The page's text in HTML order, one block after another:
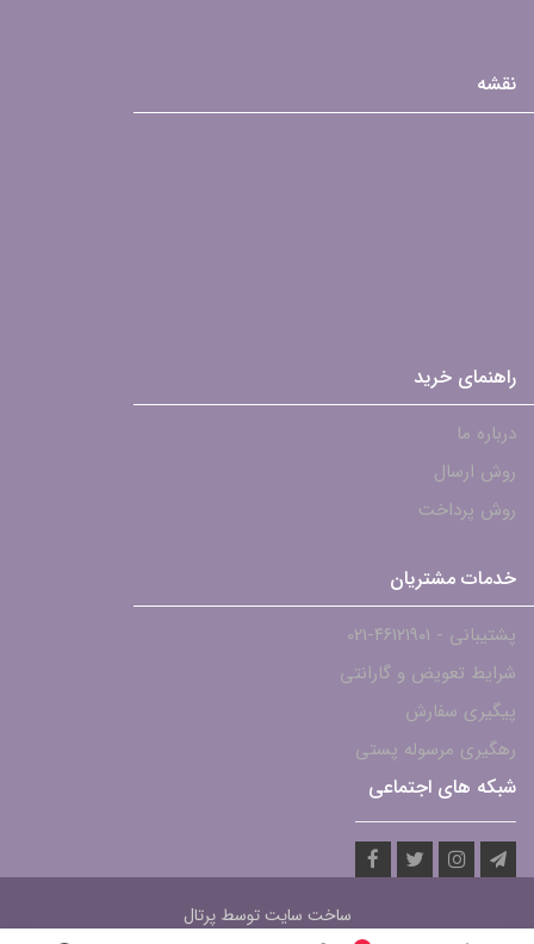
نقشه
راهنمای خرید
درباره ما
روش ارسال
روش پرداخت
خدمات مشتریان
پشتیبانی - ۴۶۱۲۱۹۰۱-021
شرایط تعویض و گارانتی
پیگیری سفارش
رهگیری مرسوله پستی
شبکه های اجتماعی
ساخت سایت توسطپرتال